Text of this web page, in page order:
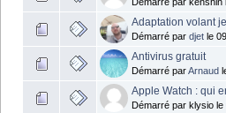
Adaptation volant
Démarré par djet le
Antivirus gratuit
Démarré parArnaud
Apple Watch : qui
Démarré par klysio